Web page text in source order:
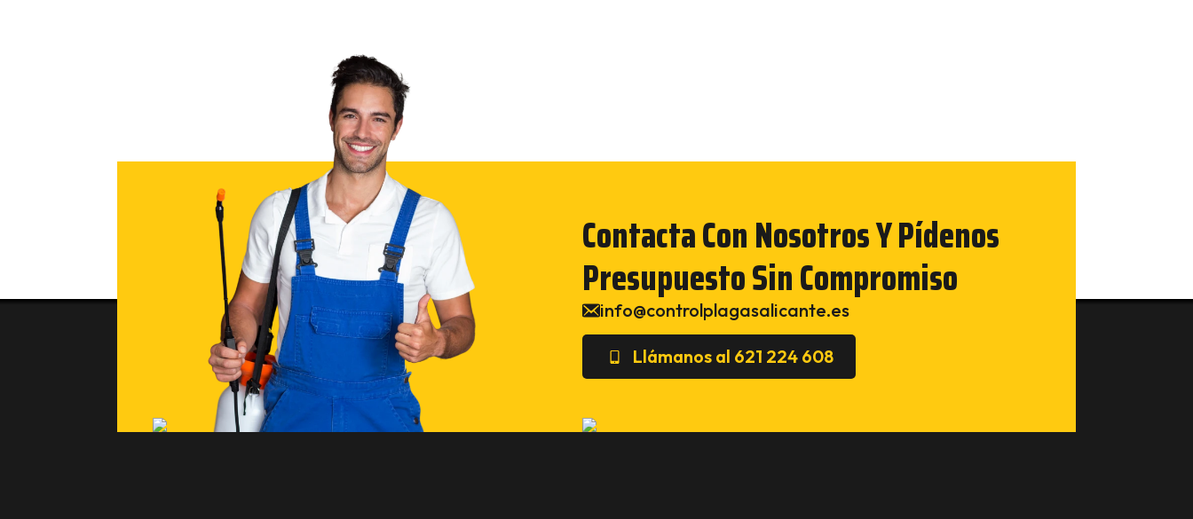
Contacta Con Nosotros Y Pídenos
Presupuesto Sin Compromiso
info@controlplagasalicante.es
Llámanos al 621 224 608